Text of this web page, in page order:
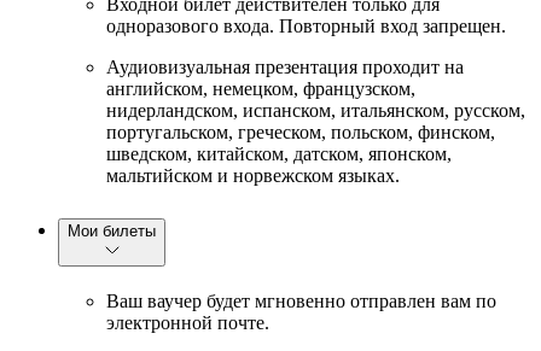
Входной билет действителен только для
одноразового входа. Повторный вход запрещен.
Аудиовизуальная презентация проходит на
английском, немецком, французском,
нидерландском, испанском, итальянском, русском,
португальском, греческом, польском, финском,
шведском, китайском, датском, японском,
мальтийском и норвежском языках.
Мои билеты
Ваш ваучер будет мгновенно отправлен вам по
электронной почте.